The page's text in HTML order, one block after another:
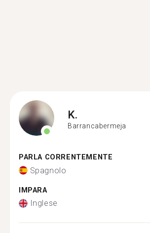
K.
Barrancabermeja
PARLA CORRENTEMENTE
Spagnolo
IMPARA
Inglese